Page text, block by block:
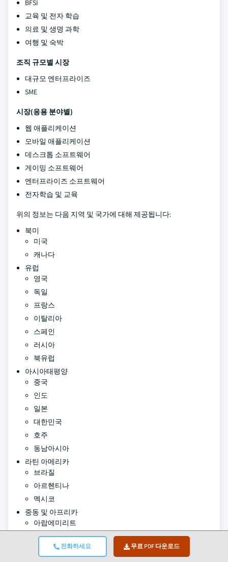
전화하세요 무료 PDF 다운로드
BFSI
교육 및 전자 학습
의료 및 생명 과학
여행 및 숙박
조직 규모별 시장
대규모 엔터프라이즈
SME
시장(응용 분야별)
웹 애플리케이션
모바일 애플리케이션
데스크톱 소프트웨어
게이밍 소프트웨어
엔터프라이즈 소프트웨어
전자학습 및 교육
위의 정보는 다음 지역 및 국가에 대해 제공됩니다:
북미
미국
캐나다
유럽
영국
독일
프랑스
이탈리아
스페인
러시아
북유럽
아시아태평양
중국
인도
일본
대한민국
호주
동남아시아
라틴 아메리카
브라질
아르헨티나
멕시코
중동 및 아프리카
아랍에미리트
사우디아라비아
남아프리카